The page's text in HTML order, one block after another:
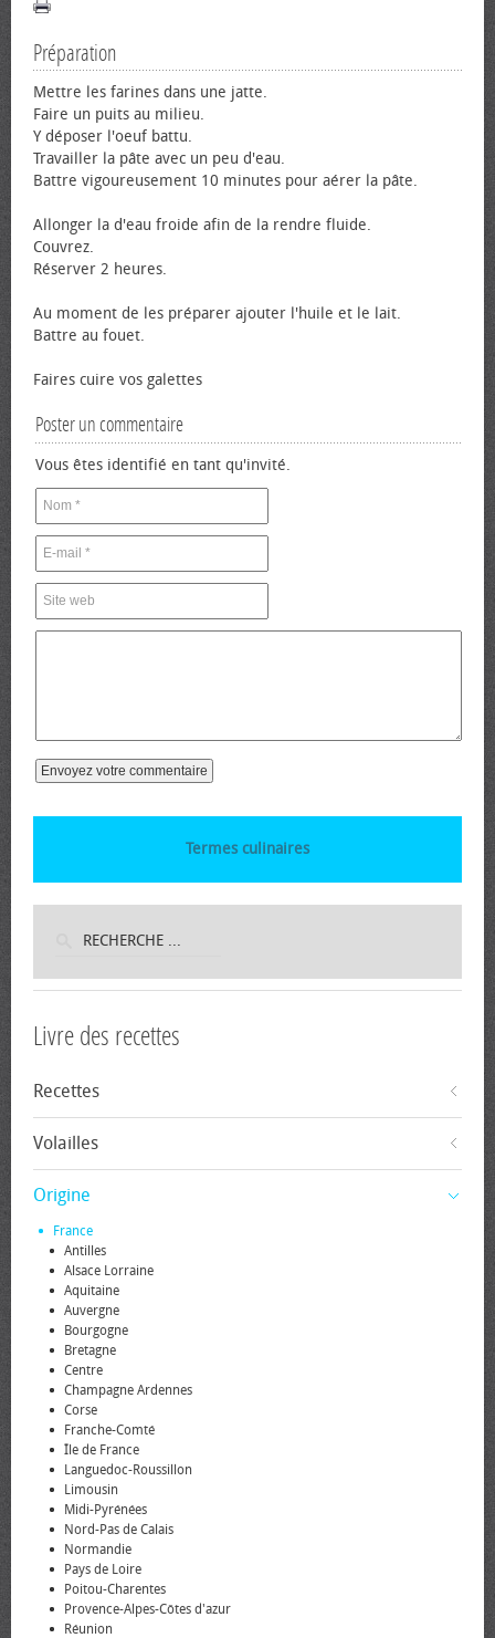
Préparation
Mettre les farines dans une jatte.
Faire un puits au milieu.
Y déposer l'œuf battu.
Travailler la pâte avec un peu d'eau.
Battre vigoureusement 10 minutes pour aérer la pâte.
Allonger la d'eau froide afin de la rendre fluide.
Couvrez.
Réserver 2 heures.
Au moment de les préparer ajouter l'huile et le lait.
Battre au fouet.
Faires cuire vos galettes
Poster un commentaire
Vous êtes identifié en tant qu'invité.
Termes culinaires
Livre des recettes
Recettes
Volailles
Origine
France
Antilles
Alsace Lorraine
Aquitaine
Auvergne
Bourgogne
Bretagne
Centre
Champagne Ardennes
Corse
Franche-Comté
Île de France
Languedoc-Roussillon
Limousin
Midi-Pyrénées
Nord-Pas de Calais
Normandie
Pays de Loire
Poitou-Charentes
Provence-Alpes-Côtes d'azur
Réunion